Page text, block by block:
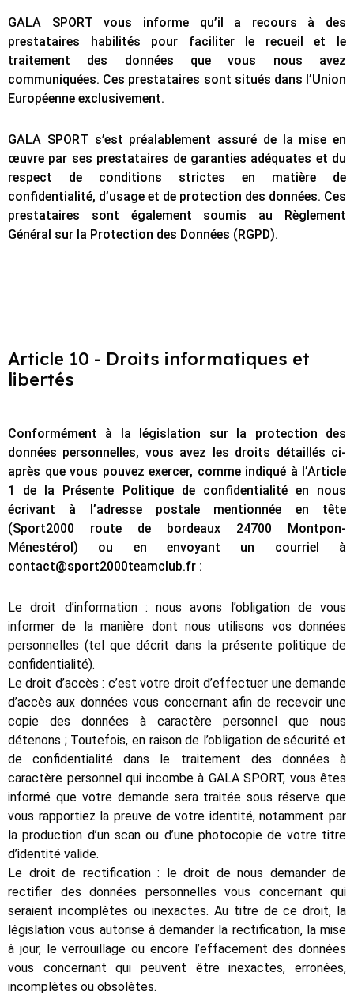
GALA SPORT vous informe qu’il a recours à des
prestataires habilités pour faciliter le recueil et le
traitement des données que vous nous avez
communiquées. Ces prestataires sont situés dans l’Union
Européenne exclusivement.
GALA SPORT s’est préalablement assuré de la mise en
œuvre par ses prestataires de garanties adéquates et du
respect de conditions strictes en matière de
confidentialité, d’usage et de protection des données. Ces
prestataires sont également soumis au Règlement
Général sur la Protection des Données (RGPD).
Article 10 - Droits informatiques et
libertés
Conformément à la législation sur la protection des
données personnelles, vous avez les droits détaillés ci-
après que vous pouvez exercer, comme indiqué à l’Article
1 de la Présente Politique de confidentialité en nous
écrivant à l’adresse postale mentionnée en tête
(Sport2000 route de bordeaux 24700 Montpon-
Ménestérol) ou en envoyant un courriel à
contact@sport2000teamclub.fr :
Le droit d’information : nous avons l’obligation de vous
informer de la manière dont nous utilisons vos données
personnelles (tel que décrit dans la présente politique de
confidentialité).
Le droit d’accès : c’est votre droit d’effectuer une demande
d’accès aux données vous concernant afin de recevoir une
copie des données à caractère personnel que nous
détenons ; Toutefois, en raison de l’obligation de sécurité et
de confidentialité dans le traitement des données à
caractère personnel qui incombe à GALA SPORT, vous êtes
informé que votre demande sera traitée sous réserve que
vous rapportiez la preuve de votre identité, notamment par
la production d’un scan ou d’une photocopie de votre titre
d’identité valide.
Le droit de rectification : le droit de nous demander de
rectifier des données personnelles vous concernant qui
seraient incomplètes ou inexactes. Au titre de ce droit, la
législation vous autorise à demander la rectification, la mise
à jour, le verrouillage ou encore l’effacement des données
vous concernant qui peuvent être inexactes, erronées,
incomplètes ou obsolètes.